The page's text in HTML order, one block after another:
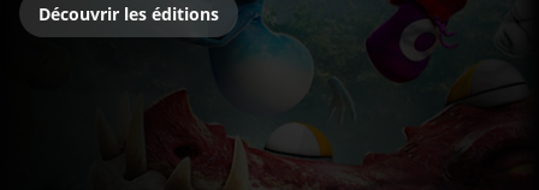
Découvrir les éditions